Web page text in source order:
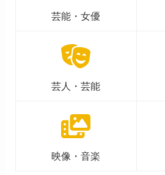
芸能・女優
芸人・芸能
映像・音楽